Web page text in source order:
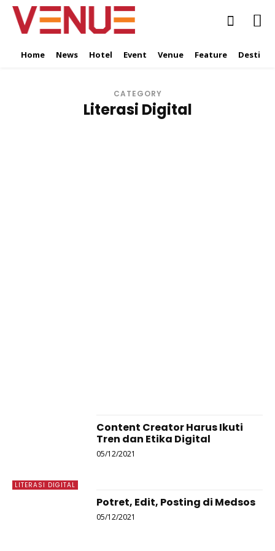
Home News Hotel Event Venue Feature
CATEGORY
Literasi Digital
LITERASI DIGITAL
Content Creator Harus Ikuti
Tren dan Etika Digital
05/12/2021
Potret, Edit, Posting di Medsos
05/12/2021